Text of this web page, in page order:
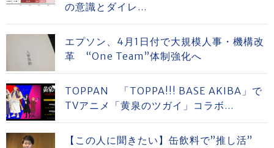
の意識とダイレ...
エプソン、4月1日付で大規模人事・機構改
革 “One Team”体制強化へ
TOPPAN 「TOPPA!!! BASE AKIBA」で
TVアニメ「黄泉のツガイ」コラボ...
【この人に聞きたい】缶飲料で”推し活”